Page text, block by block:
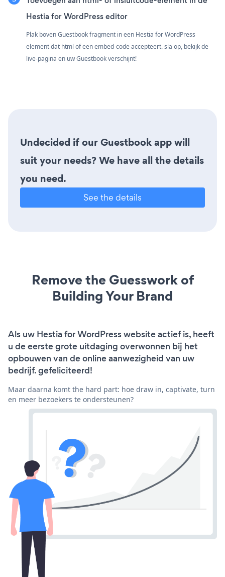
Hestia for WordPress editor
Plak boven Guestbook fragment in een Hestia for WordPress
element dat html of een embed-code accepteert. sla op, bekijk de
live-pagina en uw Guestbook verschijnt!
Undecided if our Guestbook app will
suit your needs? We have all the details
you need.
See the details
Remove the Guesswork of
Building Your Brand
Als uw Hestia for WordPress website actief is, heeft
u de eerste grote uitdaging overwonnen bij het
opbouwen van de online aanwezigheid van uw
bedrijf. gefeliciteerd!
Maar daarna komt the hard part: hoe draw in, captivate, turn
en meer bezoekers te ondersteunen?